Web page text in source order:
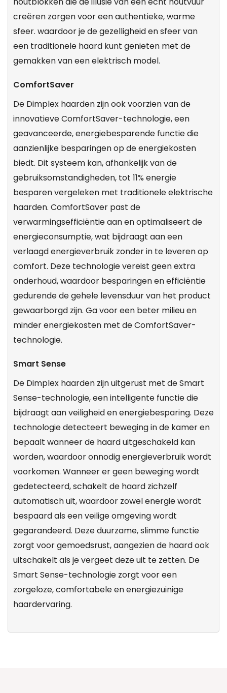
creëren zorgen voor een authentieke, warme
sfeer. waardoor je de gezelligheid en sfeer van
een traditionele haard kunt genieten met de
gemakken van een elektrisch model.
ComfortSaver
De Dimplex haarden zijn ook voorzien van de
innovatieve ComfortSaver-technologie, een
geavanceerde, energiebesparende functie die
aanzienlijke besparingen op de energiekosten
biedt. Dit systeem kan, afhankelijk van de
gebruiksomstandigheden, tot 11% energie
besparen vergeleken met traditionele elektrische
haarden. ComfortSaver past de
verwarmingsefficiëntie aan en optimaliseert de
energieconsumptie, wat bijdraagt aan een
verlaagd energieverbruik zonder in te leveren op
comfort. Deze technologie vereist geen extra
onderhoud, waardoor besparingen en efficiëntie
gedurende de gehele levensduur van het product
gewaarborgd zijn. Ga voor een beter milieu en
minder energiekosten met de ComfortSaver-
technologie.
Smart Sense
De Dimplex haarden zijn uitgerust met de Smart
Sense-technologie, een intelligente functie die
bijdraagt aan veiligheid en energiebesparing. Deze
technologie detecteert beweging in de kamer en
bepaalt wanneer de haard uitgeschakeld kan
worden, waardoor onnodig energieverbruik wordt
voorkomen. Wanneer er geen beweging wordt
gedetecteerd, schakelt de haard zichzelf
automatisch uit, waardoor zowel energie wordt
bespaard als een veilige omgeving wordt
gegarandeerd. Deze duurzame, slimme functie
zorgt voor gemoedsrust, aangezien de haard ook
uitschakelt als je vergeet deze uit te zetten. De
Smart Sense-technologie zorgt voor een
zorgeloze, comfortabele en energiezuinige
haardervaring.